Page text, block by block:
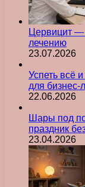
Цервицит —
лечению
23.07.2026
Успеть всё
для бизнес-
22.06.2026
Шары под
праздник
23.04.2026